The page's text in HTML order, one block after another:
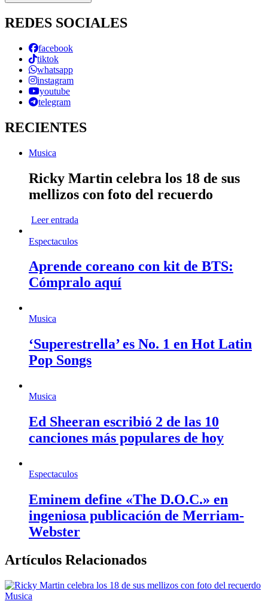
REDES SOCIALES
facebook
tiktok
whatsapp
instagram
youtube
telegram
RECIENTES
Musica
Ricky Martin celebra los 18 de sus
mellizos con foto del recuerdo
Leer entrada
Espectaculos
Aprende coreano con kit de BTS:
Cómpralo aquí
Musica
‘Superestrella’ es No. 1 en Hot Latin
Pop Songs
Musica
Ed Sheeran escribió 2 de las 10
canciones más populares de hoy
Espectaculos
Eminem define «The D.O.C.» en
ingeniosa publicación de Merriam-
Webster
Artículos Relacionados
Musica